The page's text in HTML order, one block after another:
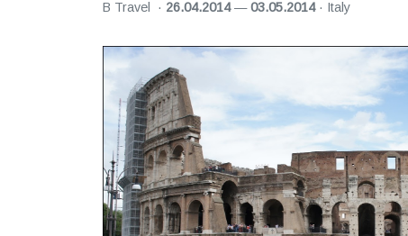
В Travel 26.04.2014—03.05.2014 Italy